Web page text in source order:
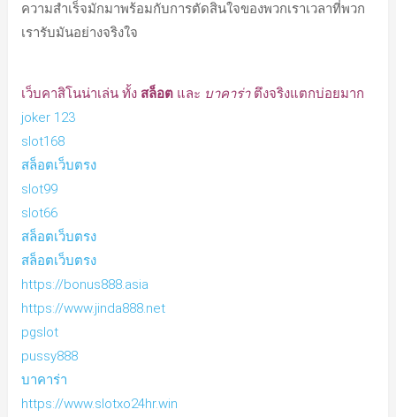
ความสำเร็จมักมาพร้อมกับการตัดสินใจของพวกเราเวลาที่พวก
เรารับมันอย่างจริงใจ
เว็บคาสิโนน่าเล่น ทั้ง สล็อตและ บาคาร่าตึงจริงแตกบ่อยมาก
joker 123
slot168
สล็อตเว็บตรง
slot99
slot66
สล็อตเว็บตรง
สล็อตเว็บตรง
https://bonus888.asia
https://www.jinda888.net
pgslot
pussy888
บาคาร่า
https://www.slotxo24hr.win